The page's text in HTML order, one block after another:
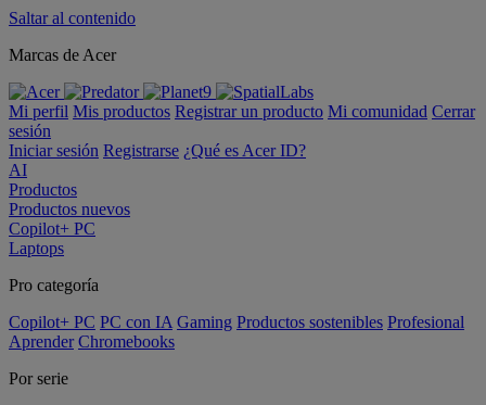
Saltar al contenido
Marcas de Acer
Mi perfil Mis productos Registrar un producto Mi comunidad Cerrar
sesión
Iniciar sesión Registrarse ¿Qué es Acer ID?
AI
Productos
Productos nuevos
Copilot+ PC
Laptops
Pro categoría
Copilot+ PC PC con IA Gaming Productos sostenibles Profesional
Aprender Chromebooks
Por serie